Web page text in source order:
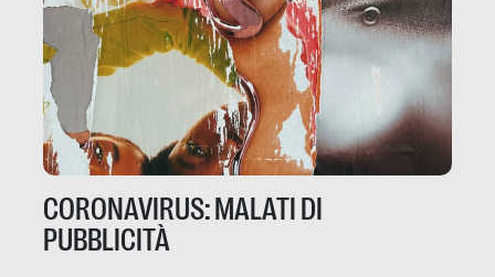
CORONAVIRUS: MALATI DI
PUBBLICITÀ